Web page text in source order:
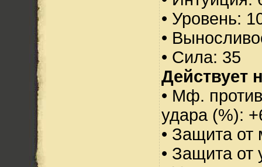
• Уровень:
•
• Сила: 35
Действует
• Мф.
удара (%):
• Защита от
• Защита от